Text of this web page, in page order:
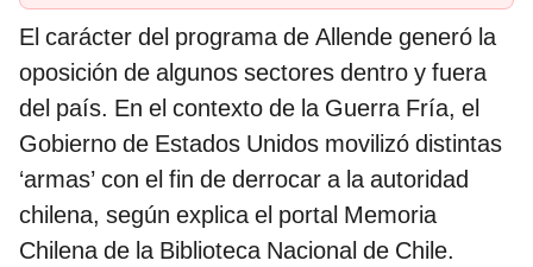
El carácter del programa de Allende generó la
oposición de algunos sectores dentro y fuera
del país. En el contexto de la Guerra Fría, el
Gobierno de Estados Unidos movilizó distintas
‘armas’ con el fin de derrocar a la autoridad
chilena, según explica el portal Memoria
Chilena de la Biblioteca Nacional de Chile.